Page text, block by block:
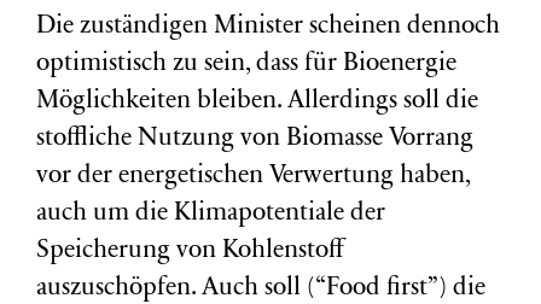
Die zuständigen Minister scheinen dennoch
optimistisch zu sein, dass für Bioenergie
Möglichkeiten bleiben. Allerdings soll die
stoffliche Nutzung von Biomasse Vorrang
vor der energetischen Verwertung haben,
auch um die Klimapotentiale der
Speicherung von Kohlenstoff
auszuschöpfen. Auch soll (“Food first”) die